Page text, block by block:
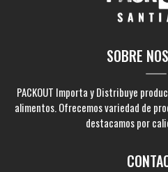
SOBRE
PACKOUT Importa y Distribuye
alimentos. Ofrecemos variedad de
destacamos por